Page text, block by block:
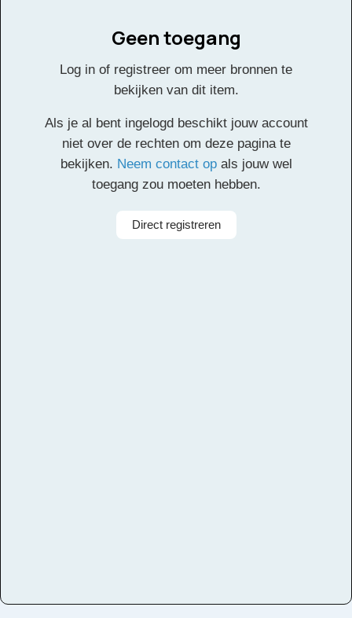
Pomp and
Circumstance Finale
voor de partituur en de overige partijen.
Facebook
TwitterEmailPinterestLinkedIn
Delen
Geen toegang
Log in of registreer om meer bronnen te
bekijken van dit item.
Als je al bent ingelogd beschikt jouw account
niet over de rechten om deze pagina te
bekijken. Neem contact opals jouw wel
toegang zou moeten hebben.
Direct registrerenAlle rechten voorbehouden